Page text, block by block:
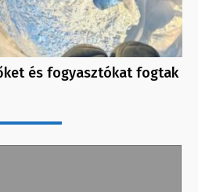
és fogyasztókat fogtak